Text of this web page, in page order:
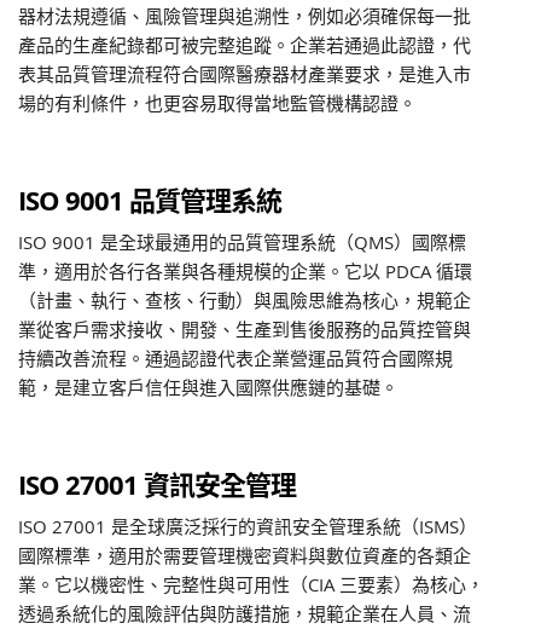
器材法規遵循、風險管理與追溯性，例如必須確保每一批
產品的生產紀錄都可被完整追蹤。企業若通過此認證，代
表其品質管理流程符合國際醫療器材產業要求，是進入市
場的有利條件，也更容易取得當地監管機構認證。
ISO 9001 品質管理系統
ISO 9001 是全球最通用的品質管理系統（QMS）國際標
準，適用於各行各業與各種規模的企業。它以 PDCA 循環
（計畫、執行、查核、行動）與風險思維為核心，規範企
業從客戶需求接收、開發、生產到售後服務的品質控管與
持續改善流程。通過認證代表企業營運品質符合國際規
範，是建立客戶信任與進入國際供應鏈的基礎。
ISO 27001 資訊安全管理
ISO 27001 是全球廣泛採行的資訊安全管理系統（ISMS）
國際標準，適用於需要管理機密資料與數位資產的各類企
業。它以機密性、完整性與可用性（CIA 三要素）為核心，
透過系統化的風險評估與防護措施，規範企業在人員、流